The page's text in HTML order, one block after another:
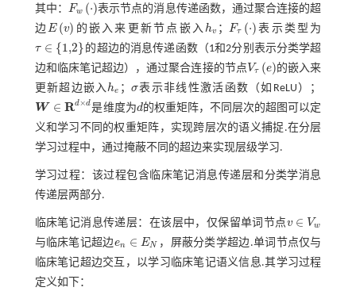
其中： Fw (⋅)
Fw⋅
表示节点的消息传递函数，通过聚合连接的超
边 E (v)
Ev 的嵌入来更新节点嵌入hv
hv ； Fτ (⋅)
Fτ⋅ 表示类型为
τ ∈ {1,2}
τ∈1,2
的超边的消息传递函数（1和2分别表示分类学超
边和临床笔记超边），通过聚合连接的节点 Vτ (e)
Vτe
的嵌入来
更新超边嵌入he
he ； σ
σ 表示非线性激活函数（如ReLU）；
W ∈ Rd×d
W∈R d×d 是维度为d
d的权重矩阵，不同层次的超图可以定
义和学习不同的权重矩阵，实现跨层次的语义捕捉.在分层
学习过程中，通过掩蔽不同的超边来实现层级学习.
学习过程：该过程包含临床笔记消息传递层和分类学消息
传递层两部分.
临床笔记消息传递层：在该层中，仅保留单词节点v ∈ Vw
v∈V w
与临床笔记超边en ∈ EN
en∈EN
，屏蔽分类学超边.单词节点仅与
临床笔记超边交互，以学习临床笔记语义信息.其学习过程
定义如下：